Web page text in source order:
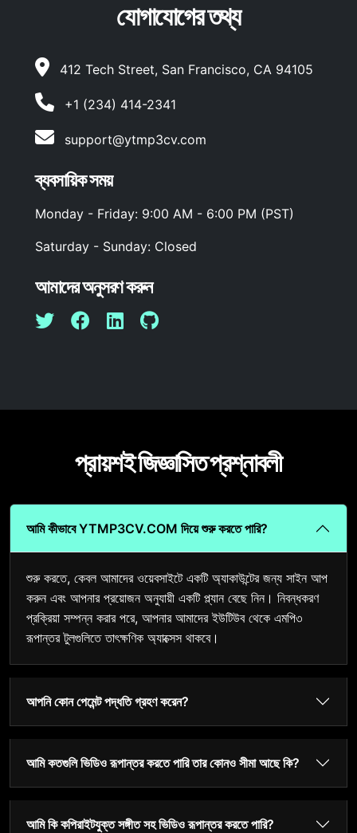
যোগাযোগের তথ্য
412 Tech Street, San Francisco, CA 94105
+1 (234) 414-2341
support@ytmp3cv.com
ব্যবসায়িক সময়
Monday - Friday: 9:00 AM - 6:00 PM (PST)
Saturday - Sunday: Closed
আমাদের অনুসরণ করুন
প্রায়শই জিজ্ঞাসিত প্রশ্নাবলী
আমি কীভাবে YTMP3CV.COM দিয়ে শুরু করতে পারি?
শুরু করতে, কেবল আমাদের ওয়েবসাইটে একটি অ্যাকাউন্টের জন্য সাইন আপ
করুন এবং আপনার প্রয়োজন অনুযায়ী একটি প্ল্যান বেছে নিন। নিবন্ধকরণ
প্রক্রিয়া সম্পন্ন করার পরে, আপনার আমাদের ইউটিউব থেকে এমপি৩
রূপান্তর টুলগুলিতে তাৎক্ষণিক অ্যাক্সেস থাকবে।
আপনি কোন পেমেন্ট পদ্ধতি গ্রহণ করেন?
আমি কতগুলি ভিডিও রূপান্তর করতে পারি তার কোনও সীমা আছে কি?
আমি কি কপিরাইটযুক্ত সঙ্গীত সহ ভিডিও রূপান্তর করতে পারি?